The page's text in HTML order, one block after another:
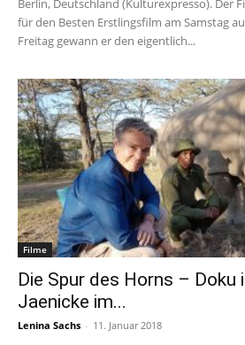
Berlin, Deutschland (Kulturexpresso). Der
für den Besten Erstlingsfilm am Samstag
Freitag gewann er den eigentlich...
Filme
Die Spur des Horns – Doku
Jaenicke im...
Lenina Sachs - 11. Januar 2018